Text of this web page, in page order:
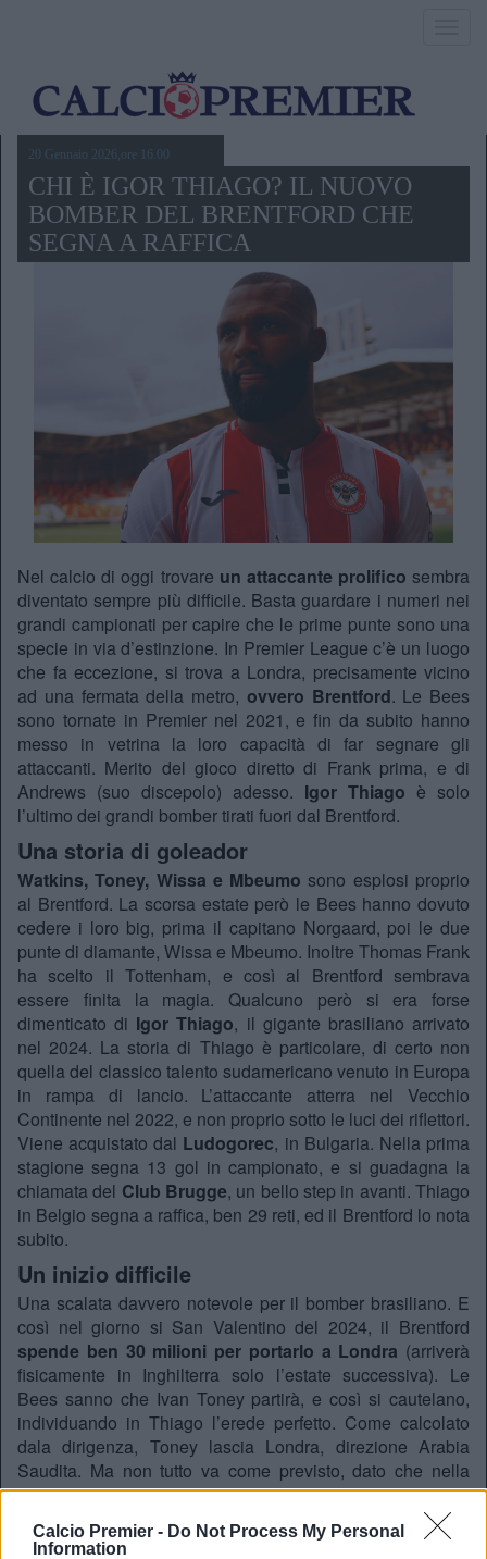
Calcio Premier - Do Not Process My Personal
Information
20 Gennaio 2026,ore 16.00
CHI È IGOR THIAGO? IL NUOVO
BOMBER DEL BRENTFORD CHE
SEGNA A RAFFICA
Nel calcio di oggi trovare un attaccante prolifico sembra
diventato sempre più difficile. Basta guardare i numeri nei
grandi campionati per capire che le prime punte sono una
specie in via d’estinzione. In Premier League c’è un luogo
che fa eccezione, si trova a Londra, precisamente vicino
ad una fermata della metro, ovvero Brentford. Le Bees
sono tornate in Premier nel 2021, e fin da subito hanno
messo in vetrina la loro capacità di far segnare gli
attaccanti. Merito del gioco diretto di Frank prima, e di
Andrews (suo discepolo) adesso. Igor Thiago è solo
l’ultimo dei grandi bomber tirati fuori dal Brentford.
Una storia di goleador
Watkins, Toney, Wissa e Mbeumo sono esplosi proprio
al Brentford. La scorsa estate però le Bees hanno dovuto
cedere i loro big, prima il capitano Norgaard, poi le due
punte di diamante, Wissa e Mbeumo. Inoltre Thomas Frank
ha scelto il Tottenham, e così al Brentford sembrava
essere finita la magia. Qualcuno però si era forse
dimenticato di Igor Thiago, il gigante brasiliano arrivato
nel 2024. La storia di Thiago è particolare, di certo non
quella del classico talento sudamericano venuto in Europa
in rampa di lancio. L’attaccante atterra nel Vecchio
Continente nel 2022, e non proprio sotto le luci dei riflettori.
Viene acquistato dal Ludogorec, in Bulgaria. Nella prima
stagione segna 13 gol in campionato, e si guadagna la
chiamata del Club Brugge, un bello step in avanti. Thiago
in Belgio segna a raffica, ben 29 reti, ed il Brentford lo nota
subito.
Un inizio difficile
Una scalata davvero notevole per il bomber brasiliano. E
così nel giorno si San Valentino del 2024, il Brentford
spende ben 30 milioni per portarlo a Londra (arriverà
fisicamente in Inghilterra solo l’estate successiva). Le
Bees sanno che Ivan Toney partirà, e così si cautelano,
individuando in Thiago l’erede perfetto. Come calcolato
dala dirigenza, Toney lascia Londra, direzione Arabia
Saudita. Ma non tutto va come previsto, dato che nella
stagione 2024/2025 il Brentford sarà una delle squadre più
divertenti dell’intera Premier, ma senza l’ex Brugge.
Thiago si fa male al menisco in amichevole , e